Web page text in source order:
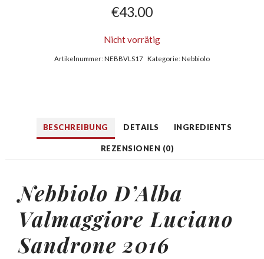
€43.00
Nicht vorrätig
Artikelnummer: NEBBVLS17 Kategorie:Nebbiolo
BESCHREIBUNG DETAILS INGREDIENTS
REZENSIONEN (0)
Nebbiolo D’Alba
Valmaggiore Luciano
Sandrone 2016